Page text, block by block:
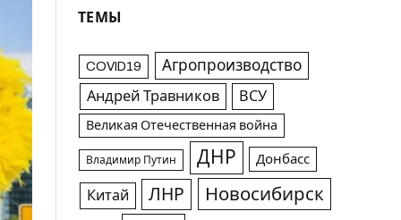
ТЕМЫ
COVID19 Агропроизводство
Андрей Травников ВСУ
Великая Отечественная война
Владимир Путин ДНР Донбасс
Китай ЛНР Новосибирск